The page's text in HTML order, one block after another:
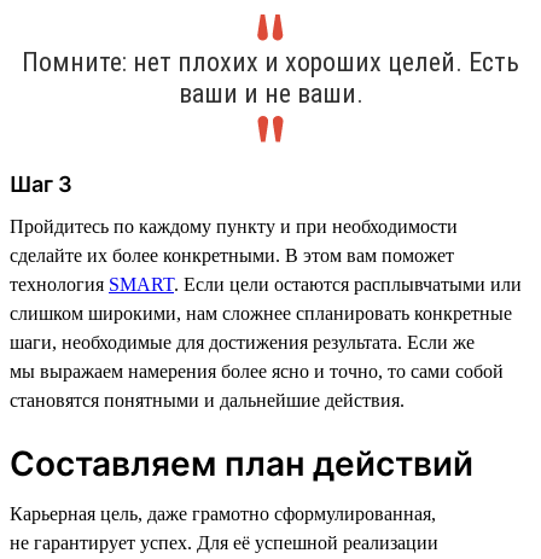
Помните: нет плохих и хороших целей. Есть
ваши и не ваши.
Шаг 3
Пройдитесь по каждому пункту и при необходимости
сделайте их более конкретными. В этом вам поможет
технология SMART. Если цели остаются расплывчатыми или
слишком широкими, нам сложнее спланировать конкретные
шаги, необходимые для достижения результата. Если же
мы выражаем намерения более ясно и точно, то сами собой
становятся понятными и дальнейшие действия.
Составляем план действий
Карьерная цель, даже грамотно сформулированная,
не гарантирует успех. Для её успешной реализации